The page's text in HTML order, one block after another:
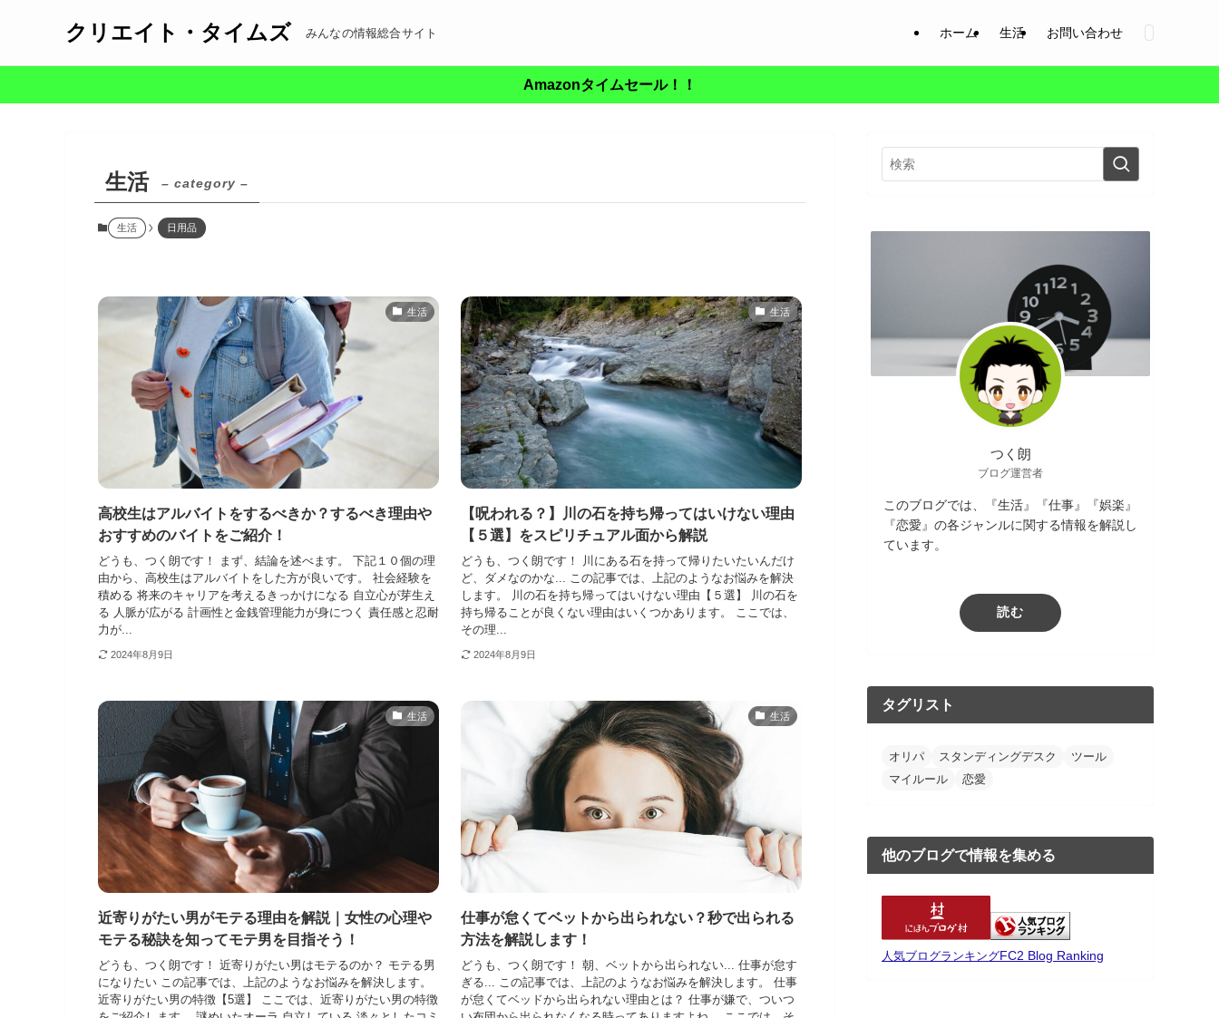
クリエイト・タイムズ みんなの情報総合サイト ホーム 生活 お問い合わせ
Amazonタイムセール！！
生活 – category –
生活 日用品
生活
高校生はアルバイトをするべきか？するべき理由や
おすすめのバイトをご紹介！
どうも、つく朗です！ まず、結論を述べます。 下記１０個の理
由から、高校生はアルバイトをした方が良いです。 社会経験を
積める 将来のキャリアを考えるきっかけになる 自立心が芽生え
る 人脈が広がる 計画性と金銭管理能力が身につく 責任感と忍耐
力が...
2024年8月9日
生活
【呪われる？】川の石を持ち帰ってはいけない理由
【５選】をスピリチュアル面から解説
どうも、つく朗です！ 川にある石を持って帰りたいたいんだけ
ど、ダメなのかな... この記事では、上記のようなお悩みを解決
します。 川の石を持ち帰ってはいけない理由【５選】 川の石を
持ち帰ることが良くない理由はいくつかあります。 ここでは、
その理...
2024年8月9日
生活
近寄りがたい男がモテる理由を解説｜女性の心理や
モテる秘訣を知ってモテ男を目指そう！
どうも、つく朗です！ 近寄りがたい男はモテるのか？ モテる男
になりたい この記事では、上記のようなお悩みを解決します。
近寄りがたい男の特徴【5選】 ここでは、近寄りがたい男の特徴
生活
仕事が怠くてベットから出られない？秒で出られる
方法を解説します！
どうも、つく朗です！ 朝、ベットから出られない... 仕事が怠す
ぎる... この記事では、上記のようなお悩みを解決します。 仕事
が怠くてベッドから出られない理由とは？ 仕事が嫌で、ついつ
つく朗
ブログ運営者
このブログでは、『生活』『仕事』『娯楽』
『恋愛』の各ジャンルに関する情報を解説し
ています。
読む
タグリスト
オリパ スタンディングデスク
ツール
マイルール
恋愛
他のブログで情報を集める
人気ブログランキングFC2 Blog Ranking